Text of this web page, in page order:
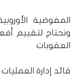
المفوضية
ونحتاج لتقييم
العقوبات
قائد إدارة